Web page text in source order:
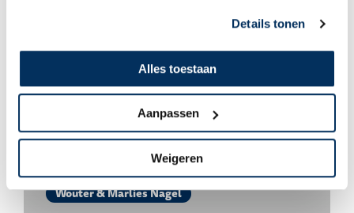
Details tonen
Alles toestaan
Aanpassen
Weigeren
Wouter & Marlies Nagel